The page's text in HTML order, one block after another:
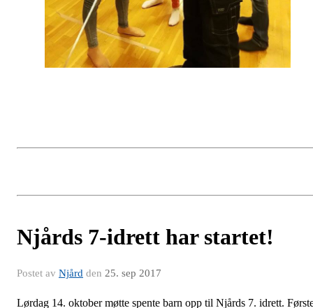
Njårds 7-idrett har startet!
Postet av Njård den 25. sep 2017
Lørdag 14. oktober møtte spente barn opp til Njårds 7. idrett.